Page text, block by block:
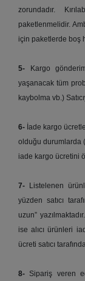
zorundadır.
paketlenmelidir.
için paketlerde boş
5- Kargo
yaşanacak tüm
kaybolma vb.)
6- İade kargo
olduğu durumlarda
iade kargo ücretini
7- Listelenen
yüzden satıcı
uzun”
ise alıcı ürünleri
ücreti satıcı
8- Sipariş veren